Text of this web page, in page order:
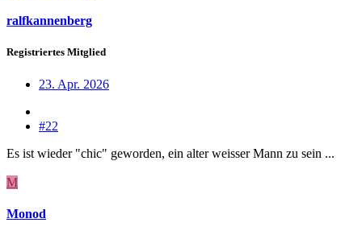
ralfkannenberg
Registriertes Mitglied
23. Apr. 2026
#22
Es ist wieder "chic" geworden, ein alter weisser Mann zu sein ...
M
Monod